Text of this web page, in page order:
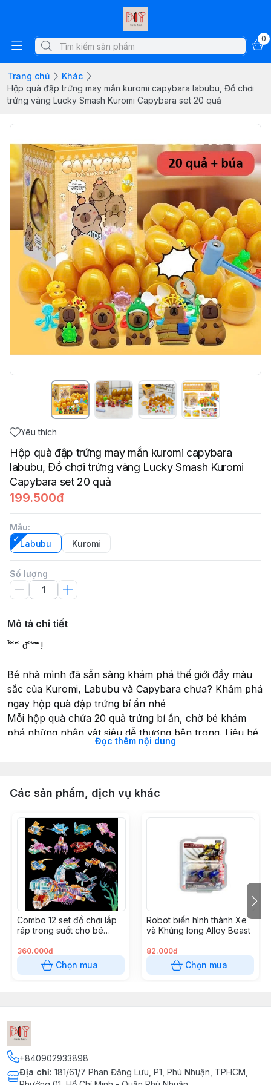
0
Trang chủ
Khác
Hộp quà đập trứng may mắn kuromi capybara labubu, Đồ chơi
trứng vàng Lucky Smash Kuromi Capybara set 20 quả
Yêu thích
Hộp quà đập trứng may mắn kuromi capybara
labubu, Đồ chơi trứng vàng Lucky Smash Kuromi
Capybara set 20 quả
199.500đ
Mẫu:
Labubu
Kuromi
Số lượng
Mô tả chi tiết
̀ ̂̉ ̂̀ ̛́ ̣̂ ̀ đ̣̂ ̛́ ̆́ ̂̃ ̂ !
Bé nhà mình đã sẵn sàng khám phá thế giới đầy màu
sắc của Kuromi, Labubu và Capybara chưa? Khám phá
ngay hộp quà đập trứng bí ẩn nhé
Mỗi hộp quà chứa 20 quả trứng bí ẩn, chờ bé khám
phá những nhân vật siêu dễ thương bên trong. Liệu bé
sẽ tìm thấy nhân vật yêu thích của mình không nhỉ???
Gỗ – Inox - Chỉ Đinh – Thạch cao)
#ĐồChơi3D #ĐồChơiGỗ #ĐồChơiGiáoDục
#ĐồChơiLắpRáp #DIY #ĐồChơiDIY #TôTượng
#Tômàugỗ #XếpHình #TranhXếpHình #XếpHình2D
#Puzzle2D #QuàLưuNiệm #QuàTặngSángTạo
#StarKids #RoboTime #TiaSáng #HộpÂmNhạc
#ĐồChơiKhoaHọc #StemToys #TrangTríGiángSinh
#Noel #GiángSinh #GỗNhỏĐọcSách #TranhDán
#TranhCát #TranhChỉĐinh #StringArt #SápNặn
#ĐấtNặn #SáchNamChâm #ĐènTrungThu
#ĐènLồngTrungThu #BútMàuAcrylic #BusyBoard
#BảngBậnRộn #Memory #TìmCặpGiốngNhau
#TròChơiDânGian #ÔĂnQuan #CờCaro #CờCáNgựa
#CờRắnLeoThang #CờTỷPhú #KhóaLỗBan
#KhóaKhổngMinh #Đồ chơi Vải #Đồng Hồ Vải #Đồng
Hồ Tự Làm
Đọc thêm nội dung
Các sản phẩm, dịch vụ khác
Combo 12 set đồ chơi lắp
ráp trong suốt cho bé
360.000đ
Chọn mua
Robot biến hình thành Xe
và Khủng long Alloy Beast
82.000đ
Chọn mua
+840902933898
Địa chỉ: 181/61/7 Phan Đăng Lưu, P1, Phú Nhuận, TPHCM,